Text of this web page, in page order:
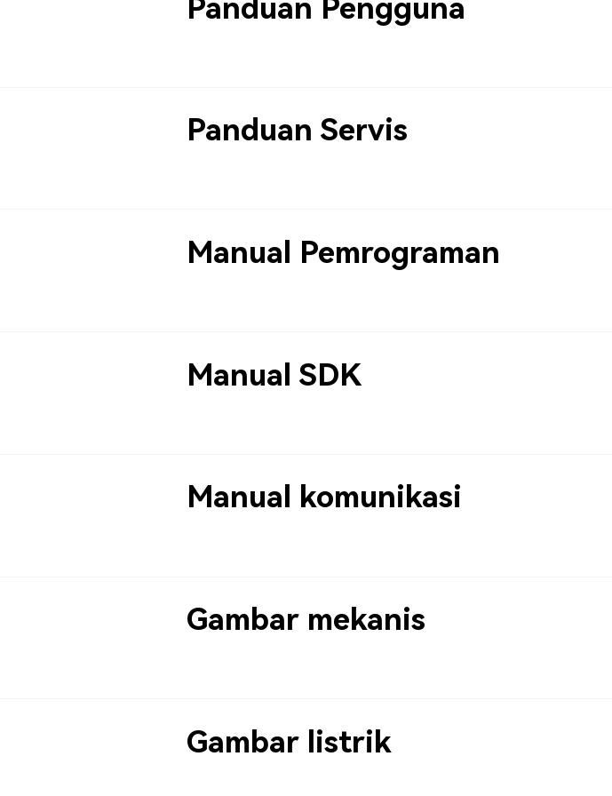
Panduan Pengguna
Panduan Servis
Manual Pemrograman
Manual SDK
Manual komunikasi
Gambar mekanis
Gambar listrik